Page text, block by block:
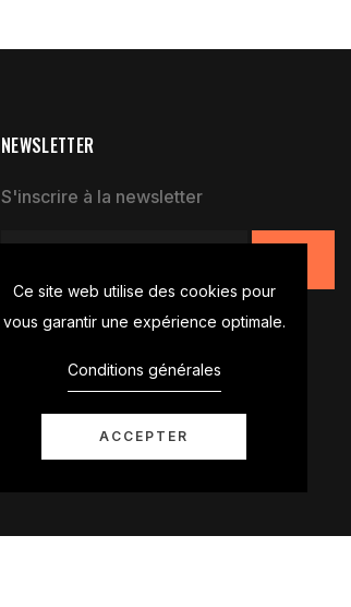
NEWSLETTER
S'inscrire à la newsletter
Ce site web utilise des cookies pour
vous garantir une expérience optimale.
Conditions générales
ACCEPTER